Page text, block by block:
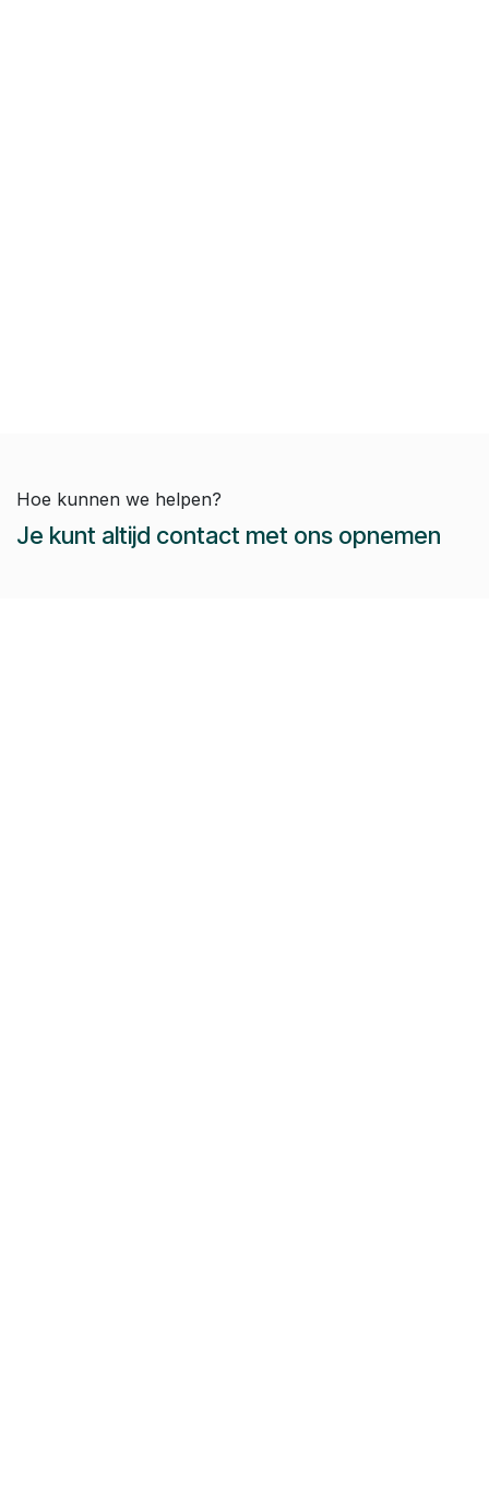
Hoe kunnen we helpen?
Je kunt altijd contact met ons opnemen